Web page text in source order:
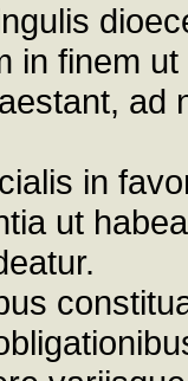
in finem
ad
in
ut